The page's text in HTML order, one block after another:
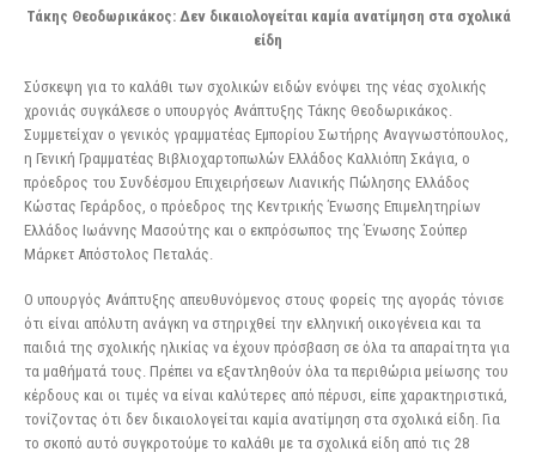
Τάκης Θεοδωρικάκος: Δεν δικαιολογείται καμία ανατίμηση στα σχολικά
είδη
Σύσκεψη για το καλάθι των σχολικών ειδών ενόψει της νέας σχολικής
χρονιάς συγκάλεσε ο υπουργός Ανάπτυξης Τάκης Θεοδωρικάκος.
Συμμετείχαν ο γενικός γραμματέας Εμπορίου Σωτήρης Αναγνωστόπουλος,
η Γενική Γραμματέας Βιβλιοχαρτοπωλών Ελλάδος Καλλιόπη Σκάγια, ο
πρόεδρος του Συνδέσμου Επιχειρήσεων Λιανικής Πώλησης Ελλάδος
Κώστας Γεράρδος, ο πρόεδρος της Κεντρικής Ένωσης Επιμελητηρίων
Ελλάδος Ιωάννης Μασούτης και ο εκπρόσωπος της Ένωσης Σούπερ
Μάρκετ Απόστολος Πεταλάς.
Ο υπουργός Ανάπτυξης απευθυνόμενος στους φορείς της αγοράς τόνισε
ότι είναι απόλυτη ανάγκη να στηριχθεί την ελληνική οικογένεια και τα
παιδιά της σχολικής ηλικίας να έχουν πρόσβαση σε όλα τα απαραίτητα για
τα μαθήματά τους. Πρέπει να εξαντληθούν όλα τα περιθώρια μείωσης του
κέρδους και οι τιμές να είναι καλύτερες από πέρυσι, είπε χαρακτηριστικά,
τονίζοντας ότι δεν δικαιολογείται καμία ανατίμηση στα σχολικά είδη. Για
το σκοπό αυτό συγκροτούμε το καλάθι με τα σχολικά είδη από τις 28